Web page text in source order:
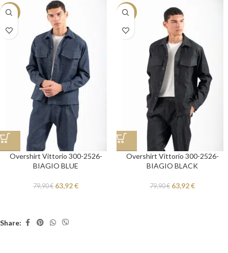
-20%
Overshirt Vittorio 300-2526-
BIAGIO BLUE
79,90€ 63,92€
-20%
Overshirt Vittorio 300-2526-
BIAGIO BLACK
79,90€ 63,92€
Share: